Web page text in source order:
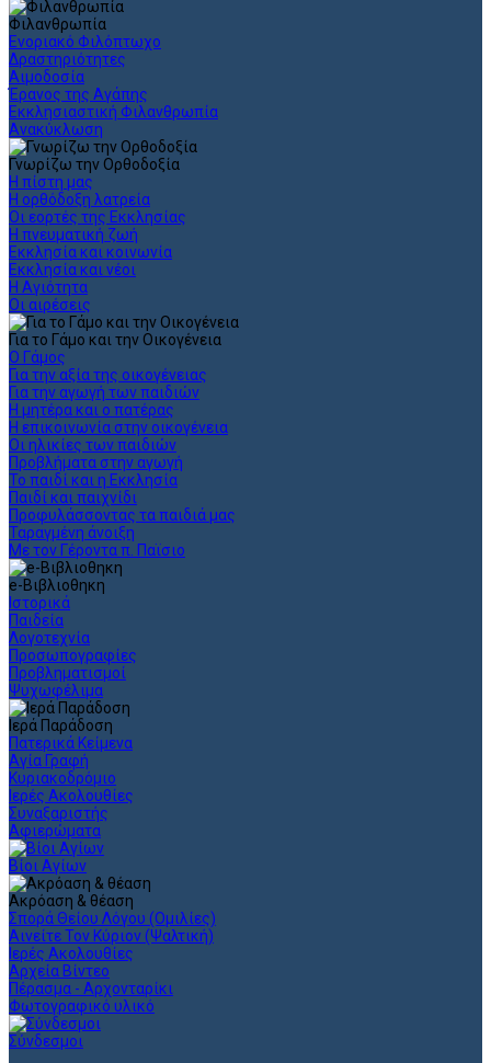
Φιλανθρωπία
Ενοριακό Φιλόπτωχο
Δραστηριότητες
Αιμοδοσία
Έρανος της Αγάπης
Εκκλησιαστική Φιλανθρωπία
Ανακύκλωση
Γνωρίζω την Ορθοδοξία
Η πίστη μας
Η ορθόδοξη λατρεία
Οι εορτές της Εκκλησίας
Η πνευματική ζωή
Εκκλησία και κοινωνία
Εκκλησία και νέοι
Η Αγιότητα
Οι αιρέσεις
Για το Γάμο και την Οικογένεια
Ο Γάμος
Για την αξία της οικογένειας
Για την αγωγή των παιδιών
Η μητέρα και ο πατέρας
Η επικοινωνία στην οικογένεια
Οι ηλικίες των παιδιών
Προβλήματα στην αγωγή
Το παιδί και η Εκκλησία
Παιδί και παιχνίδι
Προφυλάσσοντας τα παιδιά μας
Ταραγμένη άνοιξη
Με τον Γέροντα π. Παϊσιο
e-Βιβλιοθηκη
Ιστορικά
Παιδεία
Λογοτεχνία
Προσωπογραφίες
Προβληματισμοί
Ψυχωφέλιμα
Ιερά Παράδοση
Πατερικά Κείμενα
Αγία Γραφή
Κυριακοδρόμιο
Ιερές Ακολουθίες
Συναξαριστής
Αφιερώματα
Βίοι Αγίων
Ακρόαση & θέαση
Σπορά Θείου Λόγου (Ομιλίες)
Αινείτε Τον Κύριον (Ψαλτική)
Ιερές Ακολουθίες
Αρχεία Βίντεο
Πέρασμα - Αρχονταρίκι
Φωτογραφικό υλικό
Σύνδεσμοι